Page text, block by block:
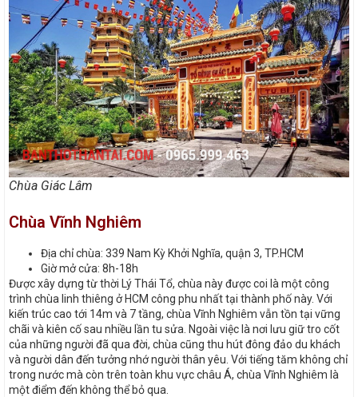
Chùa Giác Lâm
Chùa Vĩnh Nghiêm
Địa chỉ chùa: 339 Nam Kỳ Khởi Nghĩa, quận 3, TP.HCM
Giờ mở cửa: 8h-18h
Được xây dựng từ thời Lý Thái Tổ, chùa này được coi là một công
trình chùa linh thiêng ở HCM công phu nhất tại thành phố này. Với
kiến trúc cao tới 14m và 7 tầng, chùa Vĩnh Nghiêm vẫn tồn tại vững
chãi và kiên cố sau nhiều lần tu sửa. Ngoài việc là nơi lưu giữ tro cốt
của những người đã qua đời, chùa cũng thu hút đông đảo du khách
và người dân đến tưởng nhớ người thân yêu. Với tiếng tăm không chỉ
trong nước mà còn trên toàn khu vực châu Á, chùa Vĩnh Nghiêm là
một điểm đến không thể bỏ qua.